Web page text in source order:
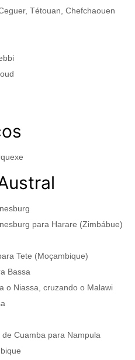
Tétouan, Chefchaouen
para Harare (Zimbábue)
Tete (Moçambique)
Bassa
o Niassa, cruzando o Malawi
Cuamba para Nampula